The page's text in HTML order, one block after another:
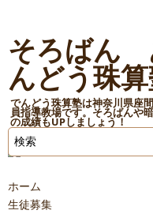
そろばん
んどう珠
でんどう珠算塾は神奈川県座
員指導教場です。そろばんや
の成績もUPしましょう！
ホーム
生徒募集